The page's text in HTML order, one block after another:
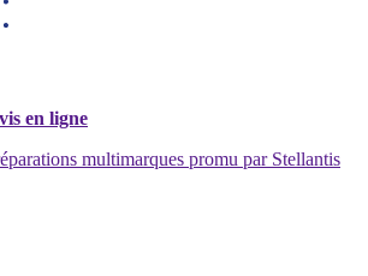
en ligne
multimarques promu par Stellantis